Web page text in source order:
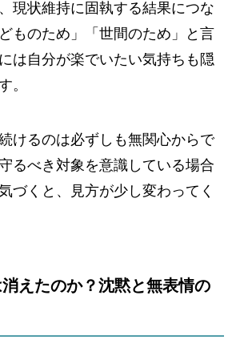
現状維持に固執する結果につな
ものため」「世間のため」と言
は自分が楽でいたい気持ちも隠
。
けるのは必ずしも無関心からで
るべき対象を意識している場合
づくと、見方が少し変わってく
えたのか？沈黙と無表情の